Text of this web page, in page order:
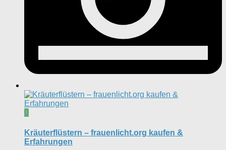
0
Kräuterflüstern – frauenlicht.org kaufen &
Erfahrungen